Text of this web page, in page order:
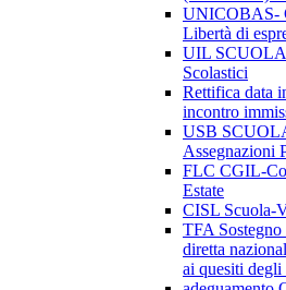
UNICOBAS-
Libertà di
UIL
Scolastici
Rettifica data
incontro
USB
Assegnazioni
FLC CGIL-
Estate
CISL Scuola-
TFA
diretta
ai quesiti degli